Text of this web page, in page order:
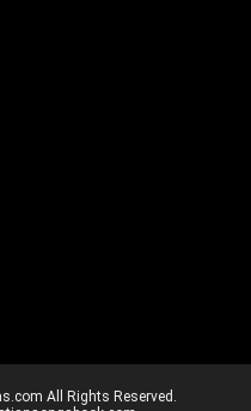
All Rights Reserved.